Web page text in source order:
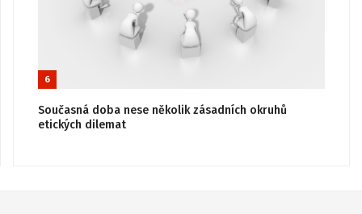
6
Současná doba nese několik zásadních okruhů
etických dilemat